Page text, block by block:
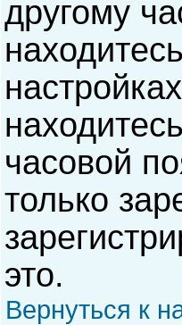
другому
часовой
только
это.
Вернуться к